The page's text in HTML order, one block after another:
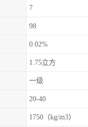
7
98
0.02%
1.75立方
一级
20-40
1750（kg/m3）